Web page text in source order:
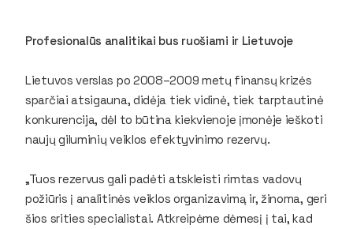
Profesionalūs analitikai bus ruošiami ir Lietuvoje
Lietuvos verslas po 2008–2009 metų finansų krizės
sparčiai atsigauna, didėja tiek vidinė, tiek tarptautinė
konkurencija, dėl to būtina kiekvienoje įmonėje ieškoti
naujų giluminių veiklos efektyvinimo rezervų.
„Tuos rezervus gali padėti atskleisti rimtas vadovų
požiūris į analitinės veiklos organizavimą ir, žinoma, geri
šios srities specialistai. Atkreipėme dėmesį į tai, kad